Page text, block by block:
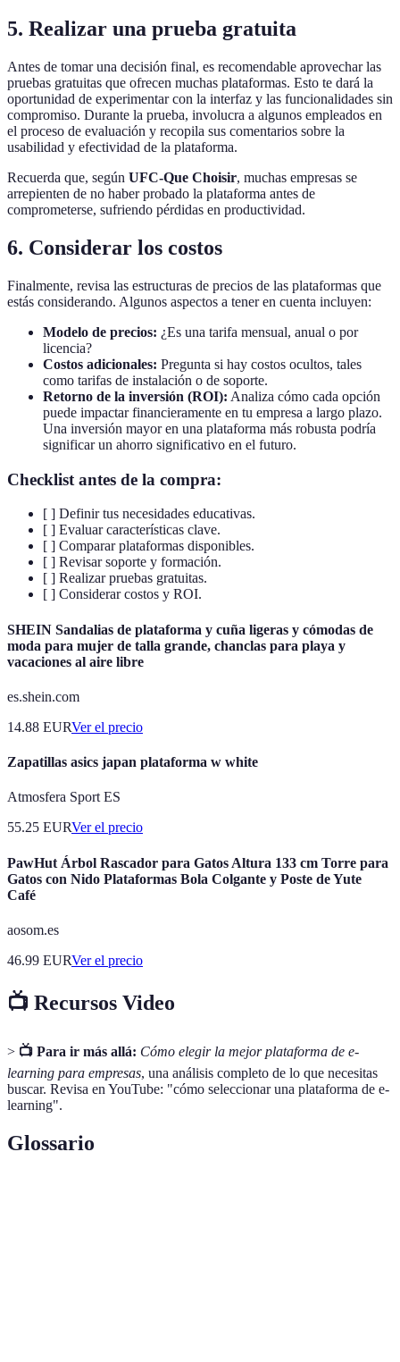
5. Realizar una prueba gratuita
Antes de tomar una decisión final, es recomendable aprovechar las
pruebas gratuitas que ofrecen muchas plataformas. Esto te dará la
oportunidad de experimentar con la interfaz y las funcionalidades sin
compromiso. Durante la prueba, involucra a algunos empleados en
el proceso de evaluación y recopila sus comentarios sobre la
usabilidad y efectividad de la plataforma.
Recuerda que, según UFC-Que Choisir, muchas empresas se
arrepienten de no haber probado la plataforma antes de
comprometerse, sufriendo pérdidas en productividad.
6. Considerar los costos
Finalmente, revisa las estructuras de precios de las plataformas que
estás considerando. Algunos aspectos a tener en cuenta incluyen:
Modelo de precios: ¿Es una tarifa mensual, anual o por
licencia?
Costos adicionales: Pregunta si hay costos ocultos, tales
como tarifas de instalación o de soporte.
Retorno de la inversión (ROI): Analiza cómo cada opción
puede impactar financieramente en tu empresa a largo plazo.
Una inversión mayor en una plataforma más robusta podría
significar un ahorro significativo en el futuro.
Checklist antes de la compra:
[ ] Definir tus necesidades educativas.
[ ] Evaluar características clave.
[ ] Comparar plataformas disponibles.
[ ] Revisar soporte y formación.
[ ] Realizar pruebas gratuitas.
[ ] Considerar costos y ROI.
SHEIN Sandalias de plataforma y cuña ligeras y cómodas de
moda para mujer de talla grande, chanclas para playa y
vacaciones al aire libre
es.shein.com
14.88 EURVer el precio
Zapatillas asics japan plataforma w white
Atmosfera Sport ES
55.25 EURVer el precio
PawHut Árbol Rascador para Gatos Altura 133 cm Torre para
Gatos con Nido Plataformas Bola Colgante y Poste de Yute
Café
aosom.es
46.99 EURVer el precio
📺 Recursos Video
> 📺 Para ir más allá: Cómo elegir la mejor plataforma de e-
learning para empresas, una análisis completo de lo que necesitas
buscar. Revisa en YouTube: "cómo seleccionar una plataforma de e-
learning".
Glossario